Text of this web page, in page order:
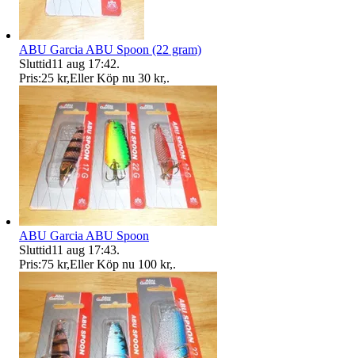
ABU Garcia ABU Spoon (22 gram)
Sluttid11 aug 17:42.
Pris:25 kr,Eller Köp nu 30 kr,.
ABU Garcia ABU Spoon
Sluttid11 aug 17:43.
Pris:75 kr,Eller Köp nu 100 kr,.